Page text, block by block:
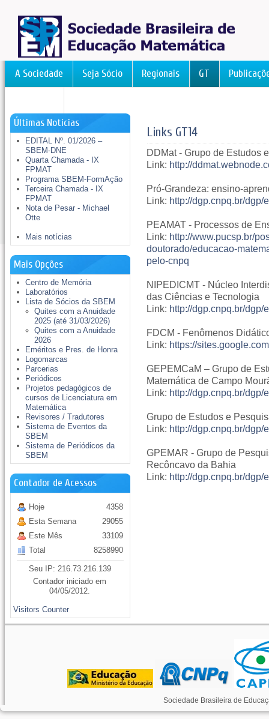
A Sociedade Seja Sócio Regionais GT
Últimas Notícias
EDITAL Nº. 01/2026 –
SBEM-DNE
Quarta Chamada - IX
FPMAT
Programa SBEM-FormAção
Terceira Chamada - IX
FPMAT
Nota de Pesar - Michael
Otte
Mais notícias
Mais Opções
Centro de Memória
Laboratórios
Lista de Sócios da SBEM
Quites com a Anuidade
2025 (até 31/03/2026)
Quites com a Anuidade
2026
Eméritos e Pres. de Honra
Logomarcas
Parcerias
Periódicos
Projetos pedagógicos de
cursos de Licenciatura em
Matemática
Revisores / Tradutores
Sistema de Eventos da
SBEM
Sistema de Periódicos da
SBEM
Contador de Acessos
Hoje
Esta Semana
Este Mês
Total
4358
29055
33109
8258990
Seu IP: 216.73.216.139
Contador iniciado em
04/05/2012.
Visitors Counter
Links GT14
DDMat - Grupo de Estudos
Link: http://
Pró-Grandeza: ensino-
Link: http://dgp.cnpq.br/
PEAMAT - Processos de
Link: http://www.pucsp.br/
doutorado/educacao-
pelo-cnpq
NIPEDICMT - Núcleo
das Ciências e Tecnologia
Link: http://dgp.cnpq.br/
FDCM - Fenômenos
Link: https://
GEPEMCaM – Grupo de
Matemática de Campo
Link: http://dgp.cnpq.br/
Grupo de Estudos e
Link: http://dgp.cnpq.br/
GPEMAR - Grupo de
Recôncavo da Bahia
Link: http://dgp.cnpq.br/
Sociedade Brasileira de